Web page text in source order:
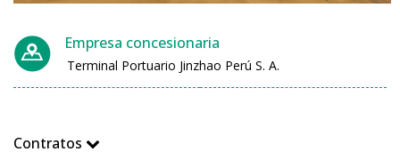
Empresa concesionaria
Terminal Portuario Jinzhao Perú S. A.
Contratos